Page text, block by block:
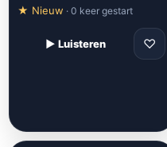
★ Nieuw · 0 keer gestart
▶ Luisteren ♡